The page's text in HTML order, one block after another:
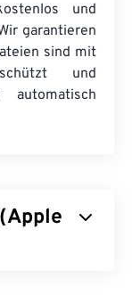
und
garantieren
sind mit
und